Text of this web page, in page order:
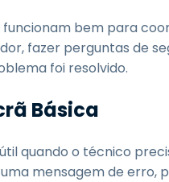
bem para
fazer perguntas de
foi resolvido.
Básica
quando o técnico
mensagem de erro,